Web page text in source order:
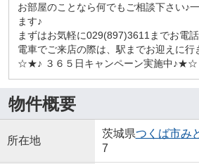
お部屋のことなら何でもご相談下さい♪
ます♪
まずはお気軽に029(897)3611までお電
電車でご来店の際は、駅までお迎えに行
☆★♪ ３６５日キャンペーン実施中♪★☆
物件概要
所在地
茨城県つくば市み
7